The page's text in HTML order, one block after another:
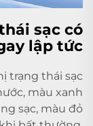
sạc có
lập tức
trạng thái sạc
màu xanh
sạc, màu đỏ